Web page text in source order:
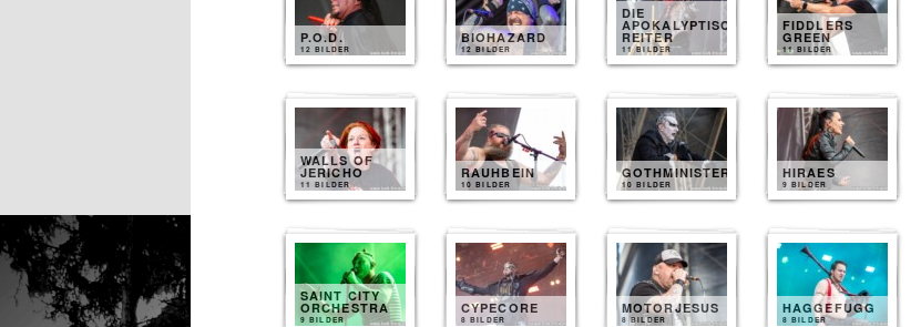
P.O.D.
12 BILDER
BIOHAZARD
12 BILDER
DIE
APOKALYPTISCHEN
REITER
11 BILDER
FIDDLERS
GREEN
11 BILDER
WALLS OF
JERICHO
11 BILDER
RAUHBEIN
10 BILDER
GOTHMINISTER
10 BILDER
HIRAES
9 BILDER
SAINT CITY
ORCHESTRA
9 BILDER
CYPECORE
8 BILDER
MOTORJESUS
8 BILDER
HAGGEFUGG
8 BILDER